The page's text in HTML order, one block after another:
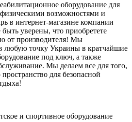
оборудование для
возможностями и
в интернет-магазине компании
уверены, что приобретете
от производителя! Мы
любую точку Украины в кратчайшие
под ключ, а также
Мы делаем все для того,
для безопасной
и спортивное оборудование